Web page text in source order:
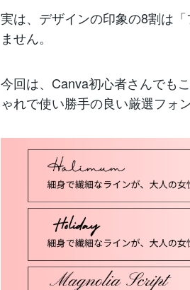
実は、デザインの印象の8割は
ません。
今回は、Canva初心者さんでも
ゃれで使い勝手の良い厳選フォ